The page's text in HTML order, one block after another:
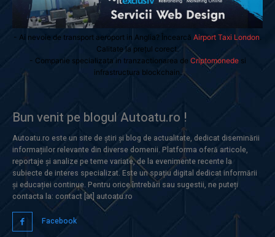
- Ai nevoie de transport aeroport in Anglia? Încearcă Airport Taxi London
Calitate la prețul corect.
- Companie specializata in tranzactionarea de Criptomonedesi
infrastructura blockchain.
Bun venit pe blogul Autoatu.ro !
Autoatu.ro este un site de știri și blog de actualitate, dedicat diseminării
informațiilor relevante din diverse domenii. Platforma oferă articole,
reportaje și analize pe teme variate, de la evenimente recente la
subiecte de interes specializat. Este un spațiu digital dedicat informării
și educației continue. Pentru orice întrebări sau sugestii, ne puteți
contacta la: contact [at] autoatu.ro
Facebook